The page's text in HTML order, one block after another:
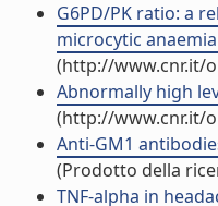
G6PD/PK ratio: a
microcytic
(http://www.cnr.it/
Abnormally high
(http://www.cnr.it/
Anti-GM1
(Prodotto della
TNF-alpha in